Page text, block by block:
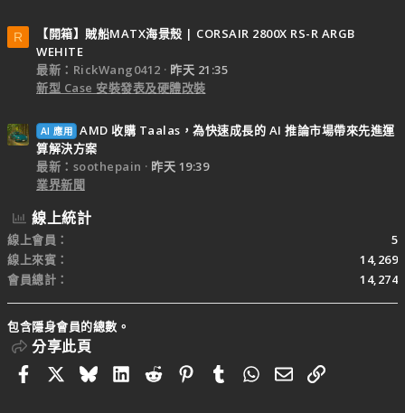
R
【開箱】賊船MATX海景殼 | CORSAIR 2800X RS-R ARGB
WEHITE
最新：RickWang0412
昨天 21:35
新型 Case 安裝發表及硬體改裝
AI 應用 AMD 收購 Taalas，為快速成長的 AI 推論市場帶來先進運
算解決方案
最新：soothepain
昨天 19:39
業界新聞
線上統計
線上會員
5
線上來賓
14,269
會員總計
14,274
包含隱身會員的總數。
分享此頁
FacebookBlueskyLinkedIn
RedditPinterestTumblrWhatsApp
電子郵件
連結